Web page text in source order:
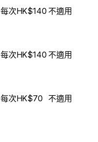
每次HK$140 不適用
每次HK$140 不適用
每次HK$70 不適用